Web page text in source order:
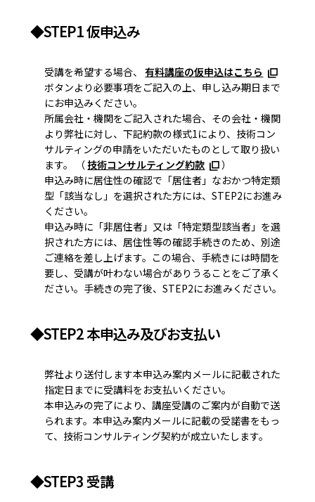
◆STEP1 仮申込み
受講を希望する場合、有料講座の仮申込はこちら
ボタンより必要事項をご記入の上、申し込み期日まで
にお申込みください。
所属会社・機関をご記入された場合、その会社・機関
より弊社に対し、下記約款の様式1により、技術コン
サルティングの申請をいただいたものとして取り扱い
ます。 （技術コンサルティング約款
）
申込み時に居住性の確認で「居住者」なおかつ特定類
型「該当なし」を選択された方には、STEP2にお進み
ください。
申込み時に「非居住者」又は「特定類型該当者」を選
択された方には、居住性等の確認手続きのため、別途
ご連絡を差し上げます。この場合、手続きには時間を
要し、受講が叶わない場合がありうることをご了承く
ださい。手続きの完了後、STEP2にお進みください。
◆STEP2 本申込み及びお支払い
弊社より送付します本申込み案内メールに記載された
指定日までに受講料をお支払いください。
本申込みの完了により、講座受講のご案内が自動で送
られます。本申込み案内メールに記載の受諾書をもっ
て、技術コンサルティング契約が成立いたします。
◆STEP3 受講